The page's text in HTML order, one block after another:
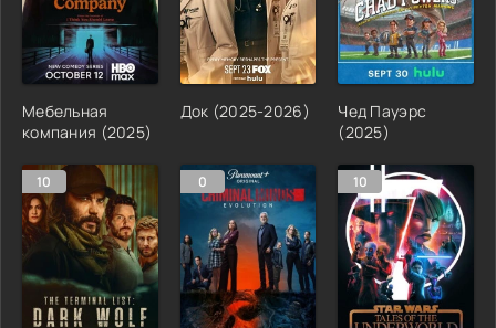
Мебельная
компания (2025)
Док (2025-2026)
Чед Пауэрс
(2025)
10 0 10